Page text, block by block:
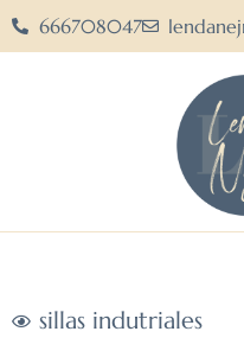
666708047
sillas indutriales